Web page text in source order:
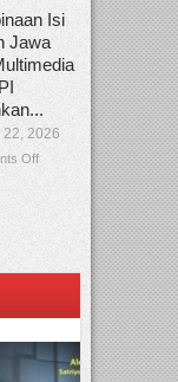
Isi
Jawa
22, 2026
Off